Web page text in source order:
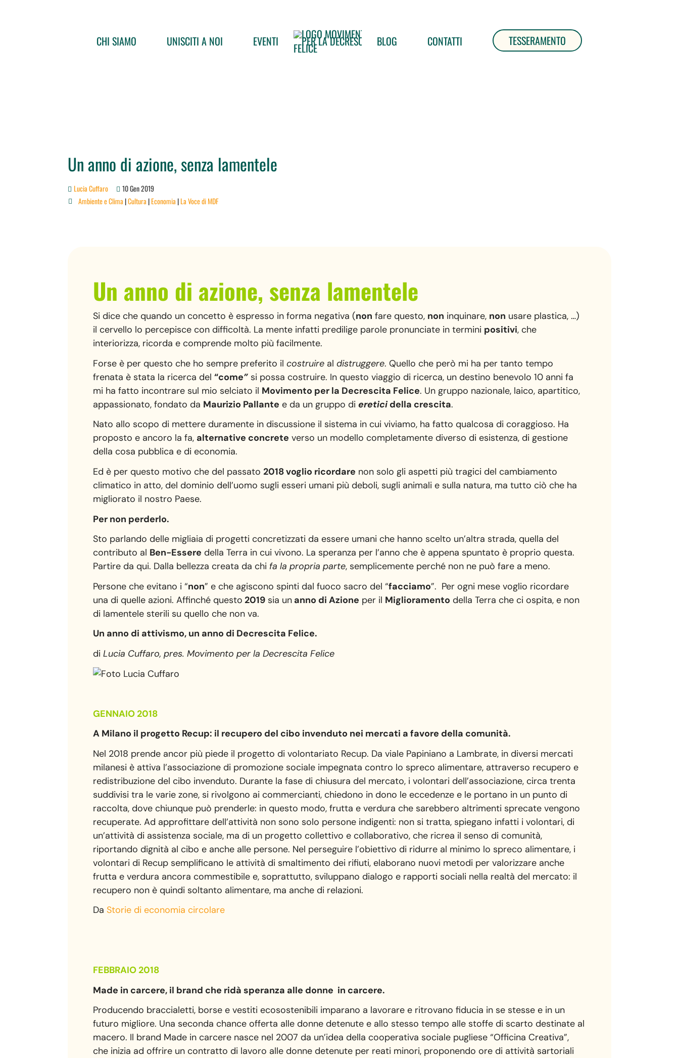
CHI SIAMO UNISCITI A NOI EVENTI BLOG CONTATTI TESSERAMENTO
Un anno di azione, senza lamentele
Lucia Cuffaro 10 Gen 2019
 Ambiente e Clima|Cultura|Economia|La Voce di MDF
Un anno di azione, senza lamentele
Si dice che quando un concetto è espresso in forma negativa (non fare questo, non inquinare, non usare plastica, …)
il cervello lo percepisce con difficoltà. La mente infatti predilige parole pronunciate in termini positivi, che
interiorizza, ricorda e comprende molto più facilmente.
Forse è per questo che ho sempre preferito ilcostruire aldistruggere. Quello che però mi ha per tanto tempo
frenata è stata la ricerca del“come” si possa costruire. In questo viaggio di ricerca, un destino benevolo 10 anni fa
mi ha fatto incontrare sul mio selciato il Movimento per la Decrescita Felice. Un gruppo nazionale, laico, apartitico,
appassionato, fondato da Maurizio Pallante e da un gruppo diereticidella crescita.
Nato allo scopo di mettere duramente in discussione il sistema in cui viviamo, ha fatto qualcosa di coraggioso. Ha
proposto e ancoro la fa, alternative concrete verso un modello completamente diverso di esistenza, di gestione
della cosa pubblica e di economia.
Ed è per questo motivo che del passato 2018 voglio ricordare non solo gli aspetti più tragici del cambiamento
climatico in atto, del dominio dell’uomo sugli esseri umani più deboli, sugli animali e sulla natura, ma tutto ciò che ha
migliorato il nostro Paese.
Per non perderlo.
Sto parlando delle migliaia di progetti concretizzati da essere umani che hanno scelto un’altra strada, quella del
contributo al Ben-Essere della Terra in cui vivono. La speranza per l’anno che è appena spuntato è proprio questa.
Partire da qui. Dalla bellezza creata da chi fa la propria parte, semplicemente perché non ne può fare a meno.
Persone che evitano i “non” e che agiscono spinti dal fuoco sacro del “facciamo”. Per ogni mese voglio ricordare
una di quelle azioni. Affinché questo 2019 sia un anno di Azione per il Miglioramento della Terra che ci ospita, e non
di lamentele sterili su quello che non va.
Un anno di attivismo, un anno di Decrescita Felice.
di Lucia Cuffaro, pres. Movimento per la Decrescita Felice
GENNAIO 2018
A Milano il progetto Recup: il recupero del cibo invenduto nei mercati a favore della comunità.
Nel 2018 prende ancor più piede il progetto di volontariato Recup. Da viale Papiniano a Lambrate, in diversi mercati
milanesi è attiva l’associazione di promozione sociale impegnata contro lo spreco alimentare, attraverso recupero e
redistribuzione del cibo invenduto. Durante la fase di chiusura del mercato, i volontari dell’associazione, circa trenta
suddivisi tra le varie zone, si rivolgono ai commercianti, chiedono in dono le eccedenze e le portano in un punto di
raccolta, dove chiunque può prenderle: in questo modo, frutta e verdura che sarebbero altrimenti sprecate vengono
recuperate. Ad approfittare dell’attività non sono solo persone indigenti: non si tratta, spiegano infatti i volontari, di
un’attività di assistenza sociale, ma di un progetto collettivo e collaborativo, che ricrea il senso di comunità,
riportando dignità al cibo e anche alle persone. Nel perseguire l’obiettivo di ridurre al minimo lo spreco alimentare, i
volontari di Recup semplificano le attività di smaltimento dei rifiuti, elaborano nuovi metodi per valorizzare anche
frutta e verdura ancora commestibile e, soprattutto, sviluppano dialogo e rapporti sociali nella realtà del mercato: il
recupero non è quindi soltanto alimentare, ma anche di relazioni.
Da Storie di economia circolare
FEBBRAIO 2018
Made in carcere, il brand che ridà speranza alle donne in carcere.
Producendo braccialetti, borse e vestiti ecosostenibili imparano a lavorare e ritrovano fiducia in se stesse e in un
futuro migliore. Una seconda chance offerta alle donne detenute e allo stesso tempo alle stoffe di scarto destinate al
macero. Il brand Made in carcere nasce nel 2007 da un’idea della cooperativa sociale pugliese “Officina Creativa”,
che inizia ad offrire un contratto di lavoro alle donne detenute per reati minori, proponendo ore di attività sartoriali